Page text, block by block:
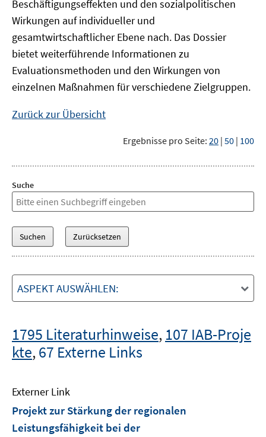
Beschäftigungseffekten und den sozialpolitischen
Wirkungen auf individueller und
gesamtwirtschaftlicher Ebene nach. Das Dossier
bietet weiterführende Informationen zu
Evaluationsmethoden und den Wirkungen von
einzelnen Maßnahmen für verschiedene Zielgruppen.
Zurück zur Übersicht
Ergebnisse pro Seite: 20 | 50 | 100
Suche
ASPEKT AUSWÄHLEN:
1795 Literaturhinweise, 107 IAB-Proje
kte,67 Externe Links
Externer Link
Projekt zur Stärkung der regionalen
Leistungsfähigkeit bei der